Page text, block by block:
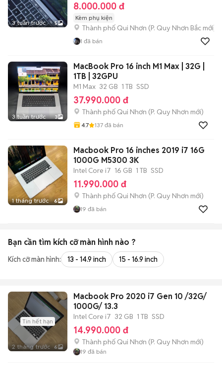
3 tuần trước 5
8.000.000 đ
Kèm phụ kiện
Thành phố Qui Nhơn (P. Quy Nhơn Bắc mới)
1 đã bán
3 tuần trước 3
MacBook Pro 16 inch M1 Max | 32G |
1TB | 32GPU
M1 Max 32 GB 1 TB SSD
37.990.000 đ
Thành phố Qui Nhơn (P. Quy Nhơn mới)
4.7 137 đã bán
1 tháng trước 6
Macbook Pro 16 inches 2019 i7 16G
1000G M5300 3K
Intel Core i7 16 GB 1 TB SSD
11.990.000 đ
Thành phố Qui Nhơn (P. Quy Nhơn mới)
19 đã bán
Bạn cần tìm kích cỡ màn hình nào ?
Kích cỡ màn hình: 13 - 14.9 inch 15 - 16.9 inch
Tin hết hạn
2 tháng trước 6
Macbook Pro 2020 i7 Gen 10 /32G/
1000G/ 13.3
Intel Core i7 32 GB 1 TB SSD
14.990.000 đ
Thành phố Qui Nhơn (P. Quy Nhơn mới)
19 đã bán